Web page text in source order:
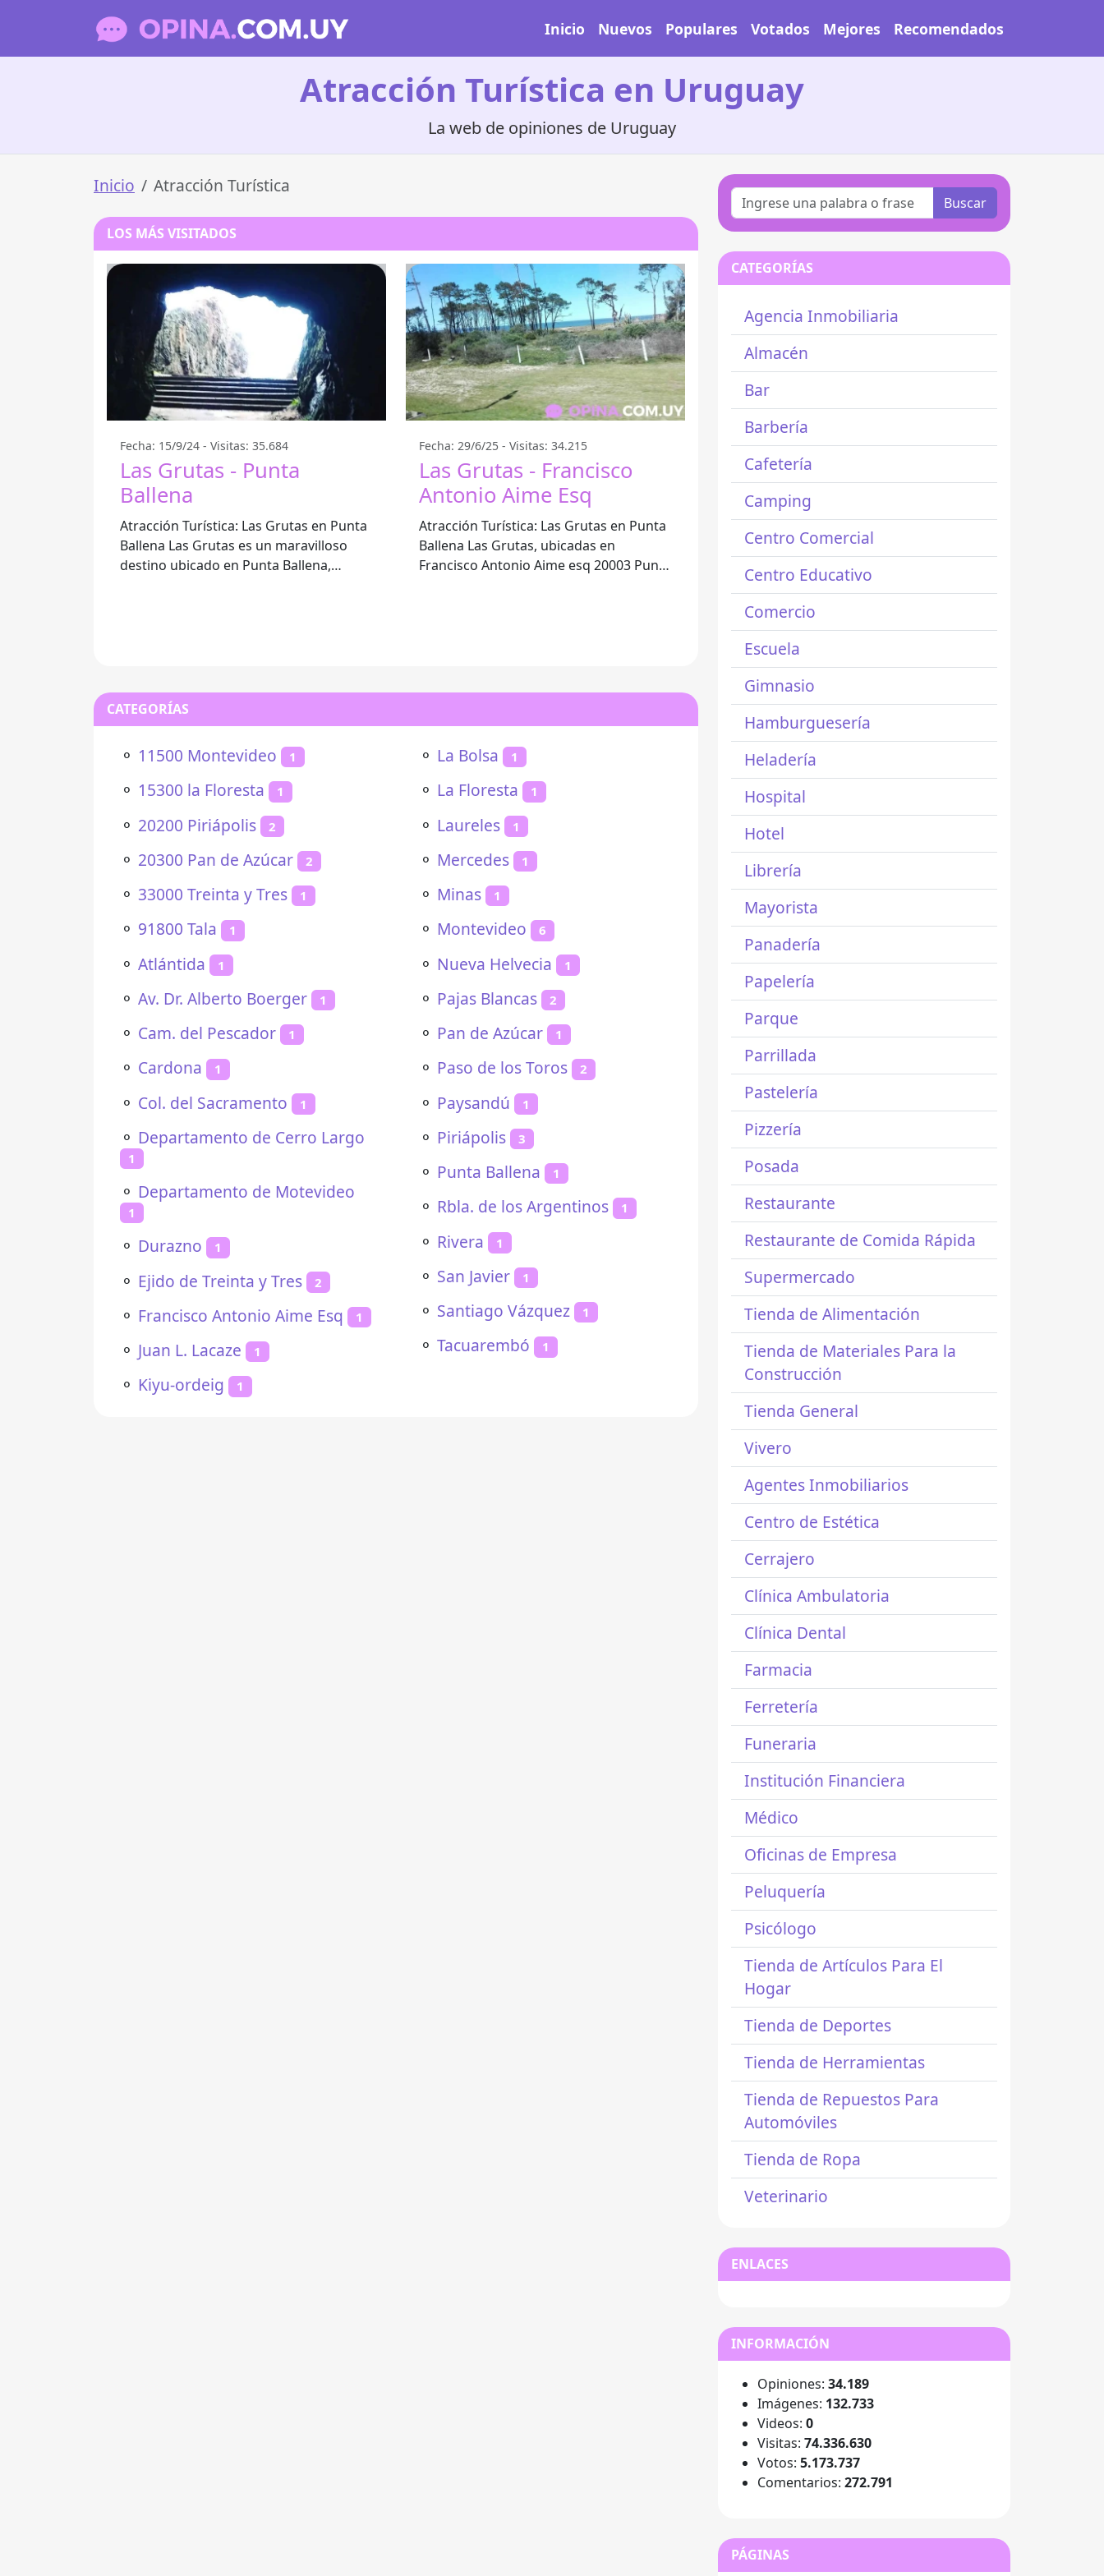
Inicio Nuevos Populares Votados Mejores Recomendados
Atracción Turística en Uruguay
La web de opiniones de Uruguay
Inicio Atracción Turística
LOS MÁS VISITADOS
Fecha: 15/9/24 - Visitas: 35.684
Las Grutas - Punta
Ballena
Atracción Turística: Las Grutas en Punta
Ballena Las Grutas es un maravilloso
destino ubicado en Punta Ballena,
Fecha: 29/6/25 - Visitas: 34.215
Las Grutas - Francisco
Antonio Aime Esq
Atracción Turística: Las Grutas en Punta
Ballena Las Grutas, ubicadas en
Francisco Antonio Aime esq 20003 Punta
CATEGORÍAS
⚬ 11500 Montevideo 1
⚬ 15300 la Floresta 1
⚬ 20200 Piriápolis 2
⚬ 20300 Pan de Azúcar 2
⚬ 33000 Treinta y Tres 1
⚬ 91800 Tala 1
⚬ Atlántida 1
⚬ Av. Dr. Alberto Boerger 1
⚬ Cam. del Pescador 1
⚬ Cardona 1
⚬ Col. del Sacramento 1
⚬ Departamento de Cerro Largo
1
⚬ Departamento de Motevideo
1
⚬ Durazno 1
⚬ Ejido de Treinta y Tres 2
⚬ Francisco Antonio Aime Esq 1
⚬ Juan L. Lacaze 1
⚬ Kiyu-ordeig 1
⚬ La Bolsa 1
⚬ La Floresta 1
⚬ Laureles 1
⚬ Mercedes 1
⚬ Minas 1
⚬ Montevideo 6
⚬ Nueva Helvecia 1
⚬ Pajas Blancas 2
⚬ Pan de Azúcar 1
⚬ Paso de los Toros 2
⚬ Paysandú 1
⚬ Piriápolis 3
⚬ Punta Ballena 1
⚬ Rbla. de los Argentinos 1
⚬ Rivera 1
⚬ San Javier 1
⚬ Santiago Vázquez 1
⚬ Tacuarembó 1
Buscar
CATEGORÍAS
Agencia Inmobiliaria
Almacén
Bar
Barbería
Cafetería
Camping
Centro Comercial
Centro Educativo
Comercio
Escuela
Gimnasio
Hamburguesería
Heladería
Hospital
Hotel
Librería
Mayorista
Panadería
Papelería
Parque
Parrillada
Pastelería
Pizzería
Posada
Restaurante
Restaurante de Comida Rápida
Supermercado
Tienda de Alimentación
Tienda de Materiales Para la
Construcción
Tienda General
Vivero
Agentes Inmobiliarios
Centro de Estética
Cerrajero
Clínica Ambulatoria
Clínica Dental
Farmacia
Ferretería
Funeraria
Institución Financiera
Médico
Oficinas de Empresa
Peluquería
Psicólogo
Tienda de Artículos Para El
Hogar
Tienda de Deportes
Tienda de Herramientas
Tienda de Repuestos Para
Automóviles
Tienda de Ropa
Veterinario
ENLACES
INFORMACIÓN
Opiniones: 34.189
Imágenes: 132.733
Videos: 0
Visitas: 74.336.630
Votos: 5.173.737
Comentarios: 272.791
PÁGINAS